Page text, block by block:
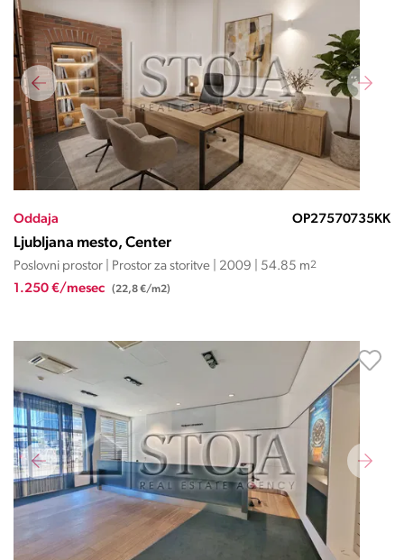
Oddaja OP27570735KK
Ljubljana mesto, Center
Poslovni prostor | Prostor za storitve | 2009 | 54.85 m2
1.250 €/mesec (22,8 €/m2)